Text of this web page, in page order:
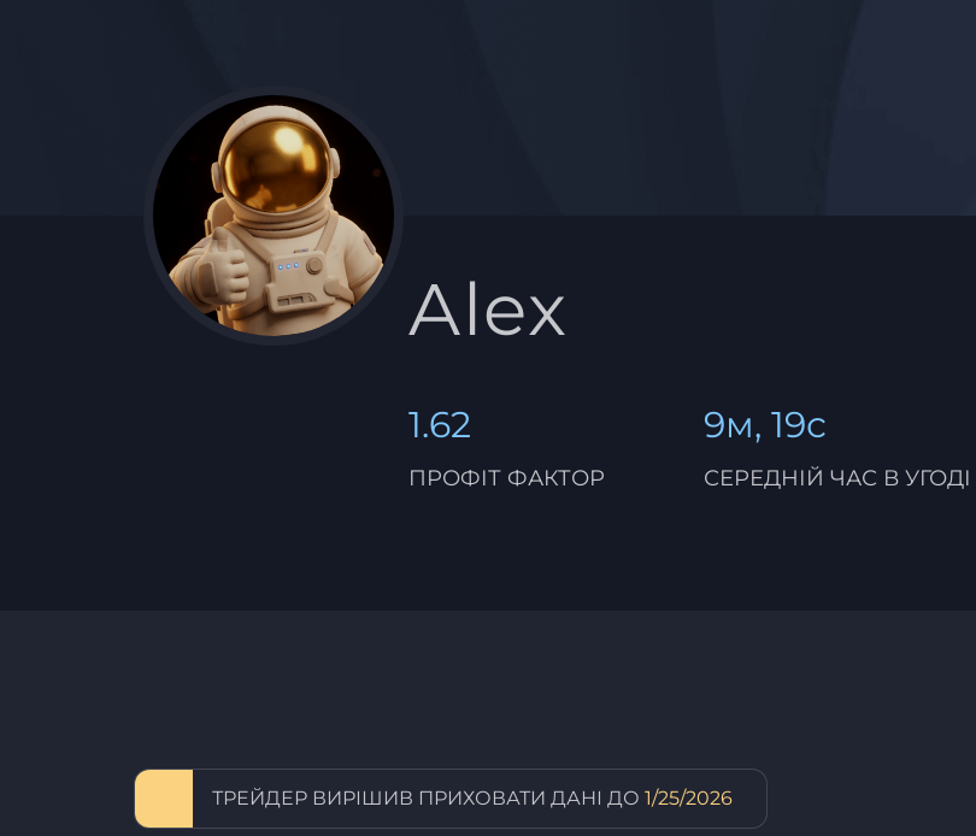
Alex
1.62
ПРОФІТ ФАКТОР
9м, 19с
СЕРЕДНІЙ ЧАС В УГОДІ
ТРЕЙДЕР ВИРІШИВ ПРИХОВАТИ ДАНІ ДО 1/25/2026